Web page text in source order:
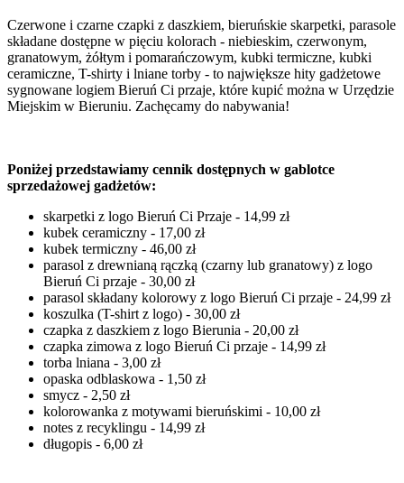
Czerwone i czarne czapki z daszkiem, bieruńskie skarpetki, parasole
składane dostępne w pięciu kolorach - niebieskim, czerwonym,
granatowym, żółtym i pomarańczowym, kubki termiczne, kubki
ceramiczne, T-shirty i lniane torby - to największe hity gadżetowe
sygnowane logiem Bieruń Ci przaje, które kupić można w Urzędzie
Miejskim w Bieruniu. Zachęcamy do nabywania!
Poniżej przedstawiamy cennik dostępnych w gablotce
sprzedażowej gadżetów:
skarpetki z logo Bieruń Ci Przaje - 14,99 zł
kubek ceramiczny - 17,00 zł
kubek termiczny - 46,00 zł
parasol z drewnianą rączką (czarny lub granatowy) z logo
Bieruń Ci przaje - 30,00 zł
parasol składany kolorowy z logo Bieruń Ci przaje - 24,99 zł
koszulka (T-shirt z logo) - 30,00 zł
czapka z daszkiem z logo Bierunia - 20,00 zł
czapka zimowa z logo Bieruń Ci przaje - 14,99 zł
torba lniana - 3,00 zł
opaska odblaskowa - 1,50 zł
smycz - 2,50 zł
kolorowanka z motywami bieruńskimi - 10,00 zł
notes z recyklingu - 14,99 zł
długopis - 6,00 zł